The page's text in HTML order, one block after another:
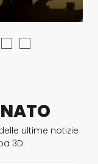
ultime notizie
3D.